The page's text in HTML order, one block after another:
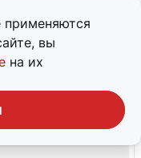
вы
на их